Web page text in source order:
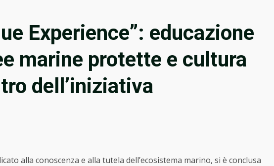
Experience”: educazione
marine protette e cultura
dell’iniziativa
alla conoscenza e alla tutela dell’ecosistema marino, si è conclusa